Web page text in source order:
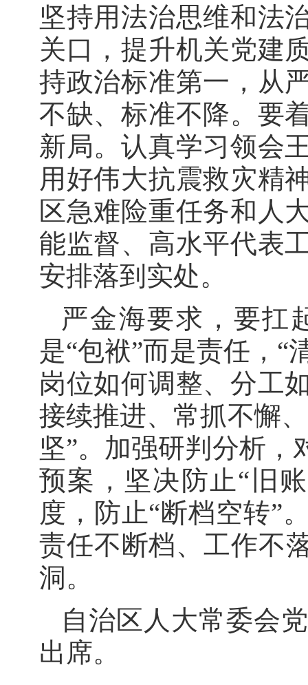
坚持用法治思维和法
关口，提升机关党建
持政治标准第一，从
不缺、标准不降。要
新局。认真学习领会
用好伟大抗震救灾精
区急难险重任务和人
能监督、高水平代表
安排落到实处。
严金海要求，要扛
是“包袱”而是责任，“
岗位如何调整、分工
接续推进、常抓不懈
坚”。加强研判分析
预案，坚决防止“旧
度，防止“断档空转”
责任不断档、工作不
洞。
自治区人大常委会
出席。